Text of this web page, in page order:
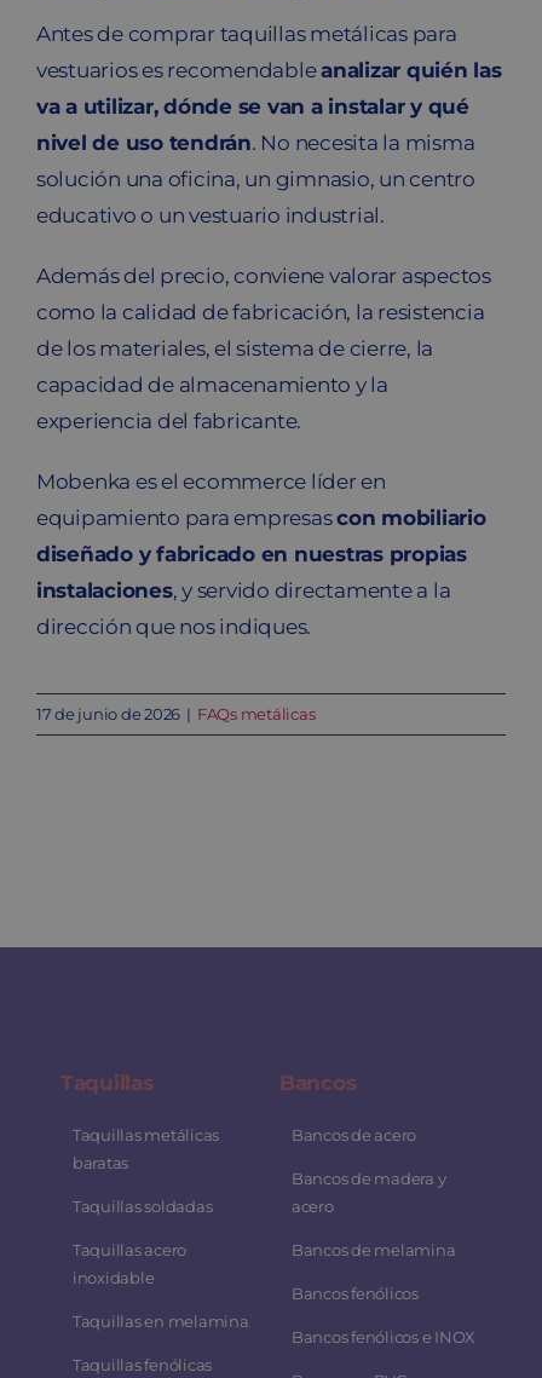
Antes de comprar taquillas metálicas para
vestuarios es recomendableanalizar quién las
va a utilizar, dónde se van a instalar y qué
nivel de uso tendrán. No necesita la misma
solución una oficina, un gimnasio, un centro
educativo o un vestuario industrial.
Además del precio, conviene valorar aspectos
como la calidad de fabricación, la resistencia
de los materiales, el sistema de cierre, la
capacidad de almacenamiento y la
experiencia del fabricante.
Mobenka es el ecommerce líder en
equipamiento para empresascon mobiliario
diseñado y fabricado en nuestras propias
instalaciones, y servido directamente a la
dirección que nos indiques.
17 de junio de 2026 | FAQs metálicas
Taquillas
Taquillas metálicas
baratas
Taquillas soldadas
Taquillas acero
inoxidable
Taquillas en melamina
Taquillas fenólicas
Bancos
Bancos de acero
Bancos de madera y
acero
Bancos de melamina
Bancos fenólicos
Bancos fenólicos e INOX